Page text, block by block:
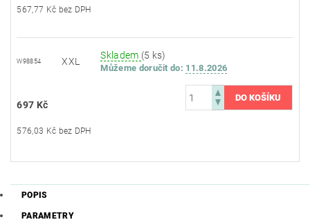
567,77 Kč bez DPH
W98854 XXL
Skladem (5 ks)
Můžeme doručit do: 11.8.2026
697 Kč
576,03 Kč bez DPH
POPIS
PARAMETRY